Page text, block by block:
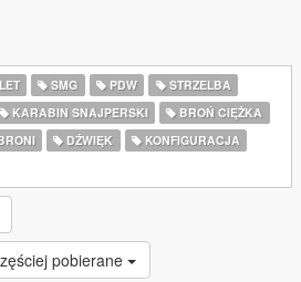
SMG PDW
STRZELBA
KARABIN SNAJPERSKI
BROŃ CIĘŻKA
DŹWIĘK
KONFIGURACJA
pobierane